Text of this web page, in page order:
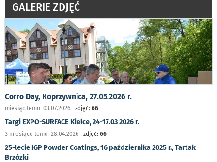
GALERIE ZDJĘĆ
Corro Day, Koprzywnica, 27.05.2026 r.
miesiąc temu 03.07.2026 zdjęć: 66
Targi EXPO-SURFACE Kielce, 24-17.03 2026 r.
3 miesiące temu 28.04.2026 zdjęć: 66
25-lecie IGP Powder Coatings, 16 października 2025 r., Tartak
Brzózki